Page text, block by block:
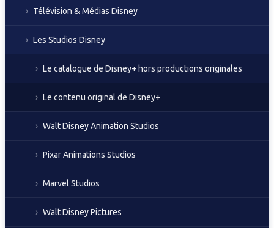
Télévision & Médias Disney
Les Studios Disney
Le catalogue de Disney+ hors productions originales
Le contenu original de Disney+
Walt Disney Animation Studios
Pixar Animations Studios
Marvel Studios
Walt Disney Pictures